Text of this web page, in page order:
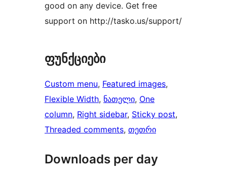
good on any device. Get free
support on http://tasko.us/support/
ფუნქციები
Custom menu, Featured images
Flexible Width, ნათელი, One
column, Right sidebar, Sticky post
Threaded comments, თეთრი
Downloads per day